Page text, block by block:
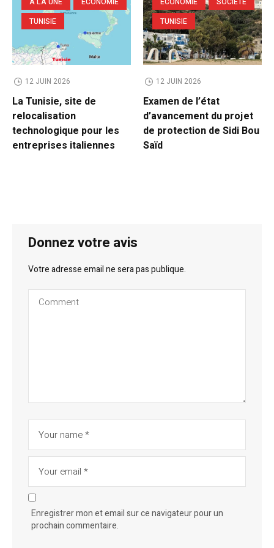
TUNISIE
12 JUIN 2026
La Tunisie, site de
relocalisation
technologique pour les
entreprises italiennes
TUNISIE
12 JUIN 2026
Examen de l’état
d’avancement du projet
de protection de Sidi Bou
Saïd
Donnez votre avis
Votre adresse email ne sera pas publique.
Enregistrer mon et email sur ce navigateur pour un
prochain commentaire.